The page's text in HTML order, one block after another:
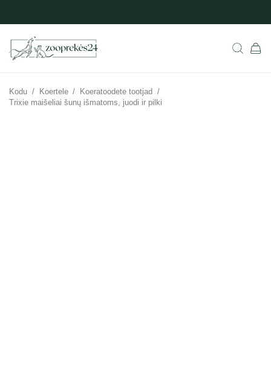
Kodu / Koertele / Koeratoodete tootjad /
Trixie maišeliai šunų išmatoms, juodi ir pilki